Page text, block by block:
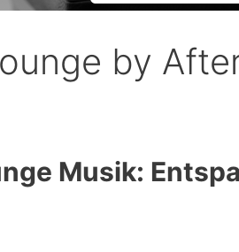
by
Musik: